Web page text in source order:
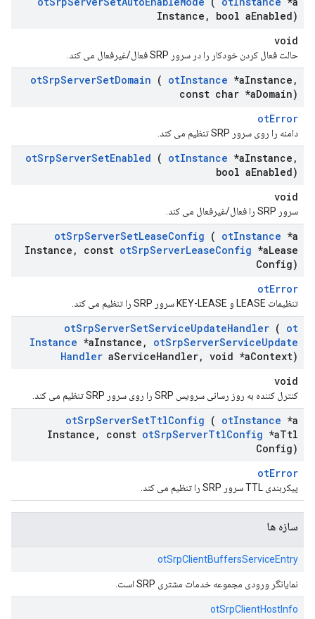
Instance , bool aEnabled)
void
حالت فعال کردن خودکار را در سرور SRP فعال/غیرفعال می کند.
otSrpServerSetDomain ( otInstance *aInstance ,
const char *aDomain)
otError
دامنه را روی سرور SRP تنظیم می کند.
otSrpServerSetEnabled ( otInstance *aInstance ,
bool aEnabled)
void
سرور SRP را فعال/غیرفعال می کند.
otSrpServerSetLeaseConfig ( otInstance *a
Instance , const otSrpServerLeaseConfig *aLease
Config)
otError
تنظیمات LEASE و KEY-LEASE سرور SRP را تنظیم می کند.
otSrpServerSetServiceUpdateHandler ( ot
Instance *aInstance , otSrpServerServiceUpdate
Handler aServiceHandler, void *aContext)
void
کنترل کننده به روز رسانی سرویس SRP را روی سرور SRP تنظیم می کند.
otSrpServerSetTtlConfig ( otInstance *a
Instance , const otSrpServerTtlConfig *aTtl
Config)
otError
پیکربندی TTL سرور SRP را تنظیم می کند.
سازه ها
otSrpClientBuffersServiceEntry
نمایانگر ورودی مجموعه خدمات مشتری SRP است.
otSrpClientHostInfo